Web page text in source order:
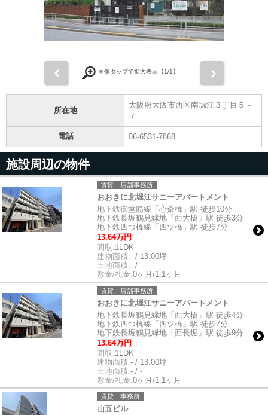
画像タップで拡大表示【1/1】
所在地
大阪府大阪市西区南堀江３丁目５－
７
電話 06-6531-7868
施設周辺の物件
賃貸｜店舗事務所
おおきに北堀江サニーアパートメント
地下鉄御堂筋線「心斎橋」駅 徒歩10分
地下鉄長堀鶴見緑地「西大橋」駅 徒歩3分
地下鉄四つ橋線「四ツ橋」駅 徒歩7分
13.64万円
間取:1LDK
建物面積:- / 13.00坪
土地面積:- / -
敷金/礼金:0ヶ月/1.1ヶ月
賃貸｜店舗事務所
おおきに北堀江サニーアパートメント
地下鉄長堀鶴見緑地「西大橋」駅 徒歩4分
地下鉄四つ橋線「四ツ橋」駅 徒歩7分
地下鉄長堀鶴見緑地「西長堀」駅 徒歩9分
13.64万円
間取:1LDK
建物面積:- / 13.00坪
土地面積:- / -
敷金/礼金:0ヶ月/1.1ヶ月
賃貸｜事務所
山五ビル